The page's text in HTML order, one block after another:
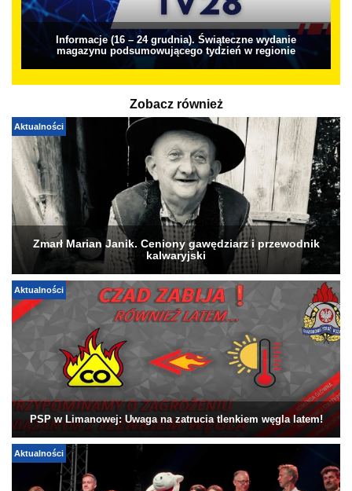
Informacje (16 – 24 grudnia). Świąteczne wydanie
magazynu podsumowującego tydzień w regionie
Zobacz również
Aktualności
Zmarł Marian Janik. Ceniony gawędziarz i przewodnik
kalwaryjski
Aktualności
PSP w Limanowej: Uwaga na zatrucia tlenkiem węgla latem!
Aktualności